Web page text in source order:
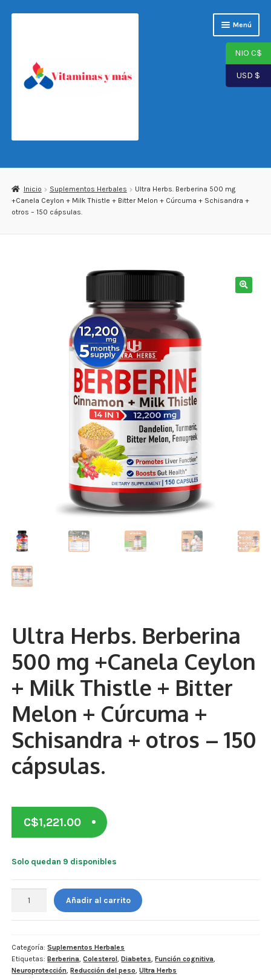
Menú
Carrito
Vitaminas Por Letras
Suplementos Herbales
Salud Ósea y Articular
Otros
Antioxidantes
Cabello, Piel y Uñas
Sueño
Omega 3 Y Omega 369
Niños
Diabetes
Para Hombres
Estados De Ánimo
Cocó March
Aminoácidos
Multivitaminas Adultos 50 Años A Más
Inicio Suplementos Herbales
Ultra Herbs. Berberina 500 mg
+Canela Ceylon + Milk Thistle + Bitter Melon + Cúrcuma + Schisandra +
otros – 150 cápsulas.
Ultra Herbs. Berberina
500 mg +Canela Ceylon
+ Milk Thistle + Bitter
Melon + Cúrcuma +
Schisandra + otros – 150
cápsulas.
C$1,221.00
Solo quedan 9 disponibles
Berberina
mg
+Canela
Ceylon
Añadir al carrito
Categoría:Suplementos Herbales
Etiquetas:Berberina,Colesterol,Diabetes,Función cognitiva,
Neuroprotección,Reducción del peso,Ultra Herbs
NIO C$
USD $